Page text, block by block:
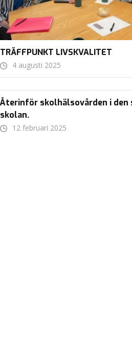
TRÄFFPUNKT LIVSKVALITET
4 augusti 2025
Återinför skolhälsovården i den
skolan.
12 februari 2025